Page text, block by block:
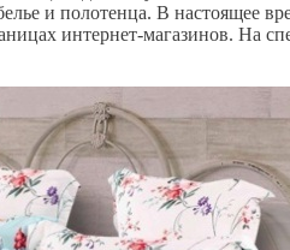
и полотенца. В настоящее
интернет-магазинов. На